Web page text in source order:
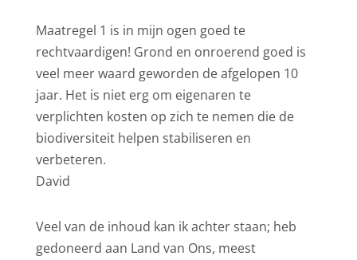
Maatregel 1 is in mijn ogen goed te
rechtvaardigen! Grond en onroerend goed is
veel meer waard geworden de afgelopen 10
jaar. Het is niet erg om eigenaren te
verplichten kosten op zich te nemen die de
biodiversiteit helpen stabiliseren en
verbeteren.
David
Veel van de inhoud kan ik achter staan; heb
gedoneerd aan Land van Ons, meest